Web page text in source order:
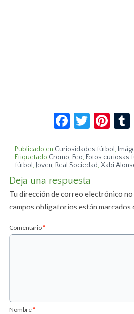
Publicado en Curiosidades fútbol,
Etiquetado Cromo, Feo, Fotos curiosas
fútbol,Joven, Real Sociedad,Xabi
Deja una respuesta
Tu dirección de correo electrónico no
campos obligatorios están marcados
Comentario*
Nombre*